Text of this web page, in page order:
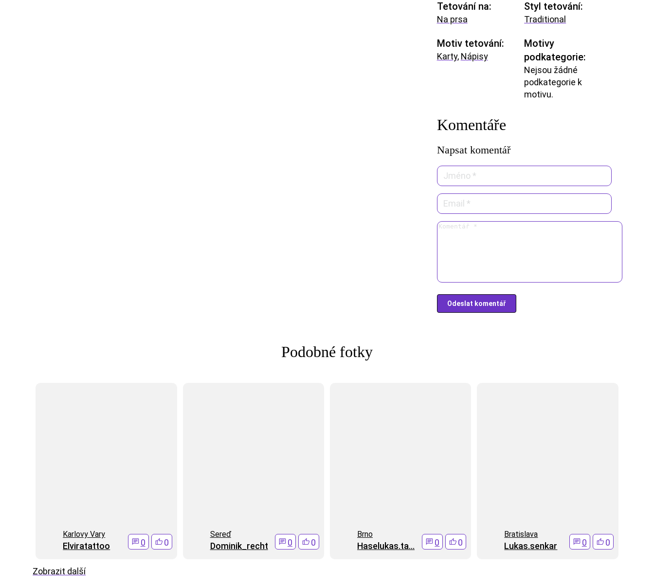
Tetování na:
Na prsa
Motiv tetování:
Karty, Nápisy
Styl tetování:
Traditional
Motivy
podkategorie:
Nejsou žádné
podkategorie k
motivu.
Komentáře
Napsat komentář
Podobné fotky
Karlovy Vary
Elviratattoo 0 0
Sereď
Dominik_recht 0 0
Brno
Haselukas.ta... 0 0
Bratislava
Lukas.senkar 0 0
Zobrazit další